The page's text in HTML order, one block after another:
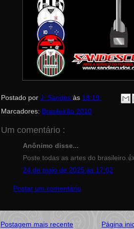
Postado por J. Sandes às 18:19
Marcadores: Brasileirão 2010
Um comentário :
Anônimo disse...
Poste todas as artes do brasileiro.👍
24 de maio de 2025 às 17:02
Postar um comentário
Postagem mais recente Página